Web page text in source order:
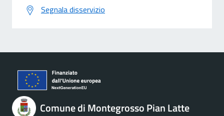
Segnala disservizio
Comune di Montegrosso Pian Latte